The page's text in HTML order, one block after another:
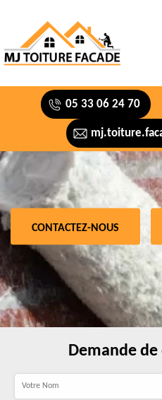
05 33 06 24 70
CONTACTEZ-NOUS
Demande